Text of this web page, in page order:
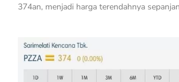
374an, menjadi harga terendahnya